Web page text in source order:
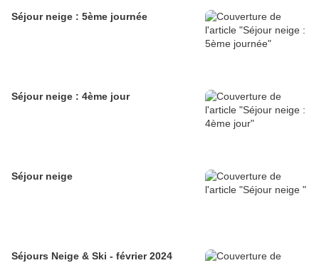
Séjour neige : 5ème journée
Séjour neige : 4ème jour
Séjour neige
Séjours Neige & Ski - février 2024